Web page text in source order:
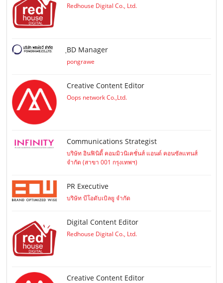
Redhouse Digital Co., Ltd.
ฺBD Manager
pongrawe
Creative Content Editor
Oops network Co.,Ltd.
Communications Strategist
บริษัท อินฟินิตี้ คอมมิวนิเคชั่นส์ แอนด์ คอนซัลแทนส์
จำกัด (สาขา 001 กรุงเทพฯ)
PR Executive
บริษัท บีโอดับเบิลยู จำกัด
Digital Content Editor
Redhouse Digital Co., Ltd.
Creative Content Editor